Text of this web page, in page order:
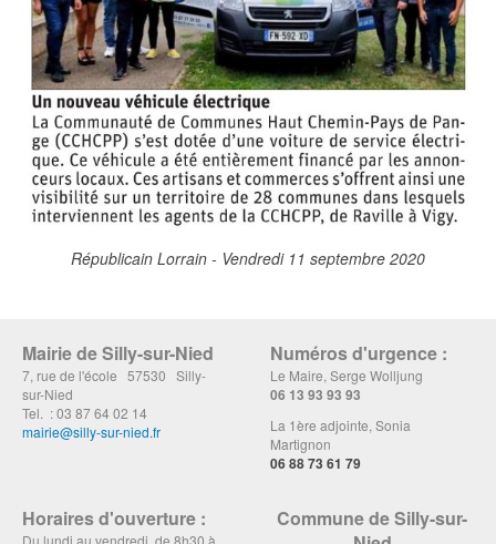
Républicain Lorrain - Vendredi 11 septembre 2020
Mairie de Silly-sur-Nied
7, rue de l'école 57530 Silly-
sur-Nied
Tel. : 03 87 64 02 14
mairie@silly-sur-nied.fr
Numéros d'urgence :
Le Maire, Serge Wolljung
06 13 93 93 93
La 1ère adjointe, Sonia
Martignon
06 88 73 61 79
Horaires d'ouverture :
Du lundi au vendredi, de 8h30 à
Commune de Silly-sur-